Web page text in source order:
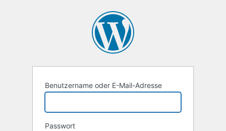
Benutzername oder E-Mail-Adresse
Passwort